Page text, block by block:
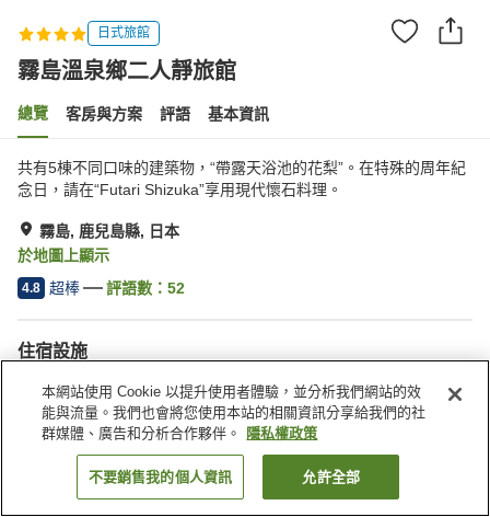
日式旅館
霧島溫泉鄉二人靜旅館
總覽 客房與方案 評語 基本資訊
共有5棟不同口味的建築物，“帶露天浴池的花梨”。在特殊的周年紀
念日，請在“Futari Shizuka”享用現代懷石料理。
霧島, 鹿兒島縣, 日本
於地圖上顯示
4.8 超棒 評語數： 52
住宿設施
停車場
岩盤浴
三溫暖
私人餐廳
找客房
本網站使用 Cookie 以提升使用者體驗，並分析我們網站的效
能與流量。我們也會將您使用本站的相關資訊分享給我們的社
群媒體、廣告和分析合作夥伴。
隱私權政策
不要銷售我的個人資訊 允許全部